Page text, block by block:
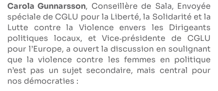
Carola Gunnarsson, Conseillère de Sala, Envoyée
spéciale de CGLU pour la Liberté, la Solidarité et la
Lutte contre la Violence envers les Dirigeants
politiques locaux, et Vice‑présidente de CGLU
pour l’Europe, a ouvert la discussion en soulignant
que la violence contre les femmes en politique
n’est pas un sujet secondaire, mais central pour
nos démocraties :